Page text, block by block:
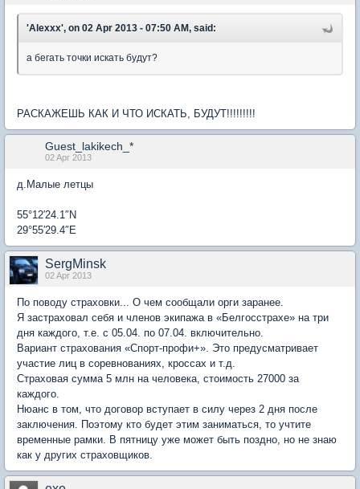
'Alexxx', on 02 Apr 2013 - 07:50 AM, said:
а бегать точки искать будут?
РАСКАЖЕШЬ КАК И ЧТО ИСКАТЬ, БУДУТ!!!!!!!!!
Guest_lakikech_*
02 Apr 2013
д.Малые летцы
55°12′24.1″N
29°55′29.4″E
SergMinsk
02 Apr 2013
По поводу страховки... О чем сообщали орги заранее.
Я застраховал себя и членов экипажа в «Белгосстрахе» на три
дня каждого, т.е. с 05.04. по 07.04. включительно.
Вариант страхования «Спорт-профи+». Это предусматривает
участие лиц в соревнованиях, кроссах и т.д.
Страховая сумма 5 млн на человека, стоимость 27000 за
каждого.
Нюанс в том, что договор вступает в силу через 2 дня после
заключения. Поэтому кто будет этим заниматься, то учтите
временные рамки. В пятницу уже может быть поздно, но не знаю
как у других страховщиков.